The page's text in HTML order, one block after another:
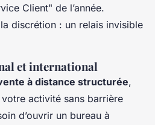
Client" de l’année.
la discrétion : un relais invisible
et international
à distance structurée,
activité sans barrière
d’ouvrir un bureau à